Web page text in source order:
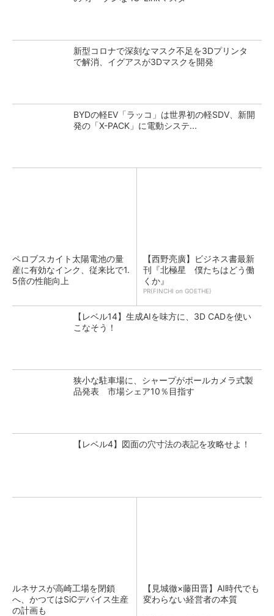
新型コロナで深刻なマスク不足を3Dプリンタ
で解消、イグアスが3Dマスクを開発
BYDの軽EV「ラッコ」は世界初の軽SDV、新開
発の「X-PACK」に電動システ...
ペロブスカイト太陽電池の量
産に有効なインク、従来比で1.
5倍の性能向上
【西野亮廣】ビジネス書最新
刊『北極星 僕たちはどう働
くか』
PR(FINCHI on GOETHE)
【レベル14】生成AIを味方に、3D CADを使い
こなそう！
狭小な駐車場に、シャープがポールカメラ式製
品発表 市場シェア10％目指す
【レベル4】図面の穴寸法の表記を攻略せよ！
ルネサスが高崎工場を閉鎖
へ、かつてはSiCデバイス生産
の計画も
【見城徹×藤田晋】AI時代でも
変わらない経営者の本質